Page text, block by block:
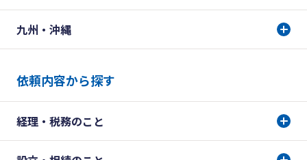
九州・沖縄
依頼内容から探す
経理・税務のこと